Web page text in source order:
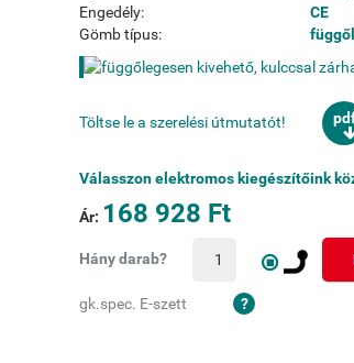
Engedély:
CE
Gömb típus:
Töltse le a szerelési útmutatót!
Válasszon elektromos kiegészítőink
Ár: 168 928 Ft
Hány darab?
gk.spec. E-szett